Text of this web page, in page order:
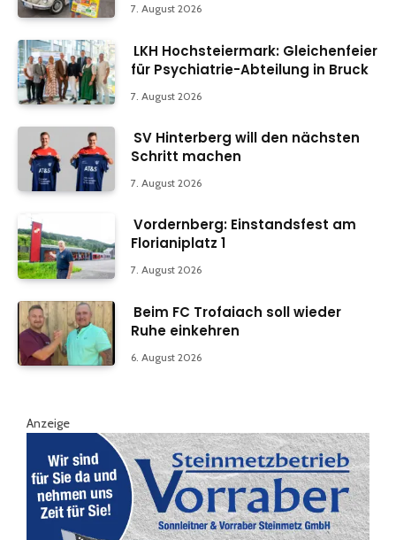
7. August 2026
LKH Hochsteiermark: Gleichenfeier
für Psychiatrie-Abteilung in Bruck
7. August 2026
SV Hinterberg will den nächsten
Schritt machen
7. August 2026
Vordernberg: Einstandsfest am
Florianiplatz 1
7. August 2026
Beim FC Trofaiach soll wieder
Ruhe einkehren
6. August 2026
Anzeige